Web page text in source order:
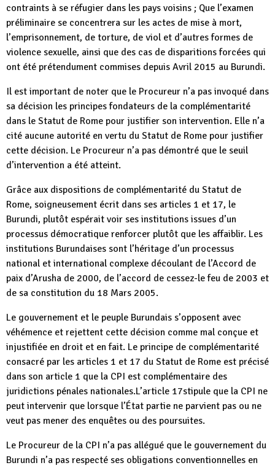
contraints à se réfugier dans les pays voisins ; Que l’examen
préliminaire se concentrera sur les actes de mise à mort,
l’emprisonnement, de torture, de viol et d’autres formes de
violence sexuelle, ainsi que des cas de disparitions forcées qui
ont été prétendument commises depuis Avril 2015 au Burundi.
Il est important de noter que le Procureur n’a pas invoqué dans
sa décision les principes fondateurs de la complémentarité
dans le Statut de Rome pour justifier son intervention. Elle n’a
cité aucune autorité en vertu du Statut de Rome pour justifier
cette décision. Le Procureur n’a pas démontré que le seuil
d’intervention a été atteint.
Grâce aux dispositions de complémentarité du Statut de
Rome, soigneusement écrit dans ses articles 1 et 17, le
Burundi, plutôt espérait voir ses institutions issues d’un
processus démocratique renforcer plutôt que les affaiblir. Les
institutions Burundaises sont l’héritage d’un processus
national et international complexe découlant de l’Accord de
paix d’Arusha de 2000, de l’accord de cessez-le feu de 2003 et
de sa constitution du 18 Mars 2005.
Le gouvernement et le peuple Burundais s’opposent avec
véhémence et rejettent cette décision comme mal conçue et
injustifiée en droit et en fait. Le principe de complémentarité
consacré par les articles 1 et 17 du Statut de Rome est précisé
dans son article 1 que la CPI est complémentaire des
juridictions pénales nationales.L’article 17stipule que la CPI ne
peut intervenir que lorsque l’État partie ne parvient pas ou ne
veut pas mener des enquêtes ou des poursuites.
Le Procureur de la CPI n’a pas allégué que le gouvernement du
Burundi n’a pas respecté ses obligations conventionnelles en